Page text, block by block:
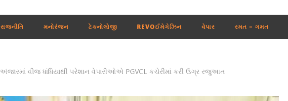
રાજનીતિ મનોરંજન ટેકનોલોજી REVOઈમેગેઝિન વેપાર રમત – ગમત
અંજારમાં વીજ ધાંધિયાથી પરેશાન વેપારીઓએ PGVCL કચેરીમાં કરી ઉગ્ર રજુઆત